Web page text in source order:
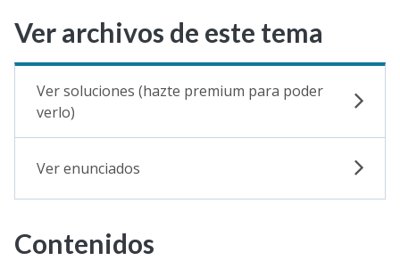
Ver archivos de este tema
Ver soluciones (hazte premium para poder
verlo)
Ver enunciados
Contenidos